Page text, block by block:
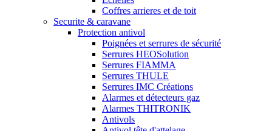
Coffres arrieres et de toit
Securite & caravane
Protection antivol
Poignées et serrures de sécurité
Serrures HEOSolution
Serrures FIAMMA
Serrures THULE
Serrures IMC Créations
Alarmes et détecteurs gaz
Alarmes THITRONIK
Antivols